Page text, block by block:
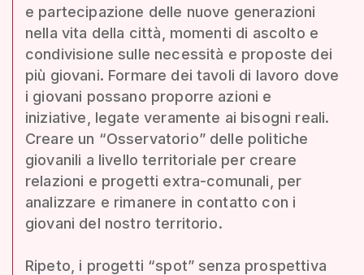
e partecipazione delle nuove generazioni
nella vita della città, momenti di ascolto e
condivisione sulle necessità e proposte dei
più giovani. Formare dei tavoli di lavoro dove
i giovani possano proporre azioni e
iniziative, legate veramente ai bisogni reali.
Creare un “Osservatorio” delle politiche
giovanili a livello territoriale per creare
relazioni e progetti extra-comunali, per
analizzare e rimanere in contatto con i
giovani del nostro territorio.
Ripeto, i progetti “spot” senza prospettiva